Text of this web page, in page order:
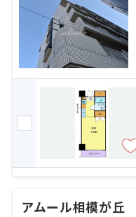
アムール相模が丘